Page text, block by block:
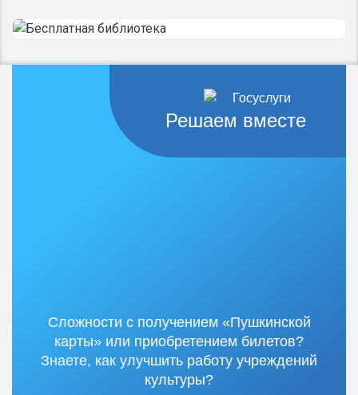
Решаем вместе
Сложности с получением «Пушкинской
карты» или приобретением билетов?
Знаете, как улучшить работу учреждений
культуры?